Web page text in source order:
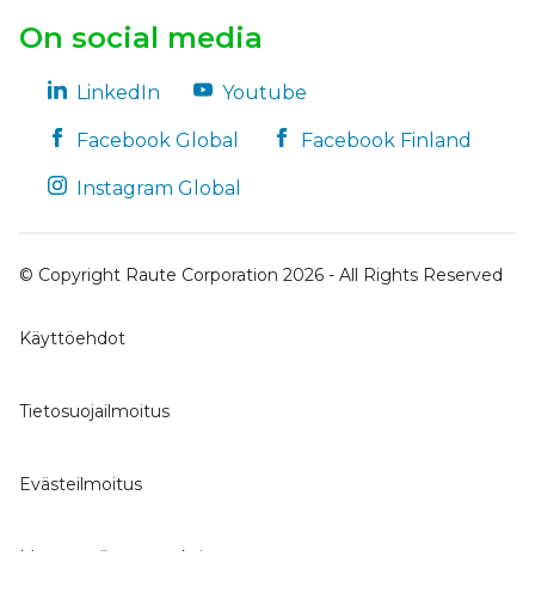
On social media
LinkedIn Youtube
Facebook Global Facebook Finland
Instagram Global
© Copyright Raute Corporation 2026 - All Rights Reserved
Käyttöehdot
Tietosuojailmoitus
Evästeilmoitus
Muuta evästeasetuksia